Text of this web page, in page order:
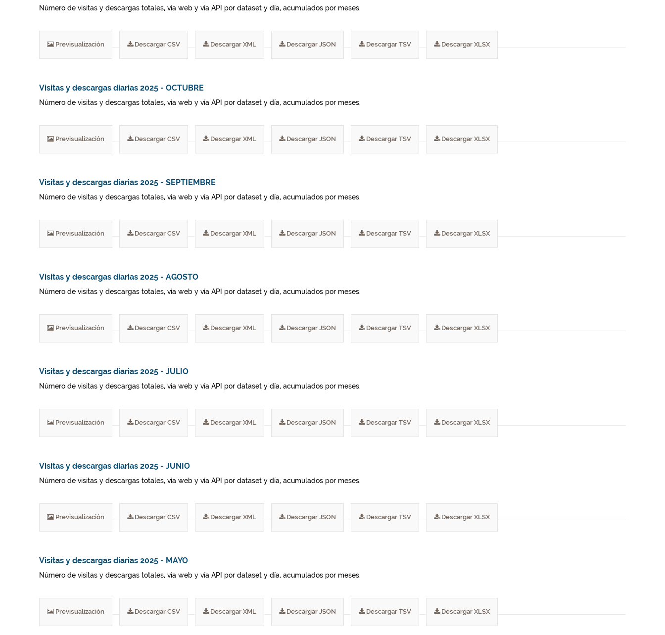
Número de visitas y descargas totales, vía web y vía API por dataset y día, acumulados por meses.
Previsualización Descargar CSV Descargar XML Descargar JSON Descargar TSV Descargar XLSX
Visitas y descargas diarias 2025 - OCTUBRE
Número de visitas y descargas totales, vía web y vía API por dataset y día, acumulados por meses.
Previsualización Descargar CSV Descargar XML Descargar JSON Descargar TSV Descargar XLSX
Visitas y descargas diarias 2025 - SEPTIEMBRE
Número de visitas y descargas totales, vía web y vía API por dataset y día, acumulados por meses.
Previsualización Descargar CSV Descargar XML Descargar JSON Descargar TSV Descargar XLSX
Visitas y descargas diarias 2025 - AGOSTO
Número de visitas y descargas totales, vía web y vía API por dataset y día, acumulados por meses.
Previsualización Descargar CSV Descargar XML Descargar JSON Descargar TSV Descargar XLSX
Visitas y descargas diarias 2025 - JULIO
Número de visitas y descargas totales, vía web y vía API por dataset y día, acumulados por meses.
Previsualización Descargar CSV Descargar XML Descargar JSON Descargar TSV Descargar XLSX
Visitas y descargas diarias 2025 - JUNIO
Número de visitas y descargas totales, vía web y vía API por dataset y día, acumulados por meses.
Previsualización Descargar CSV Descargar XML Descargar JSON Descargar TSV Descargar XLSX
Visitas y descargas diarias 2025 - MAYO
Número de visitas y descargas totales, vía web y vía API por dataset y día, acumulados por meses.
Previsualización Descargar CSV Descargar XML Descargar JSON Descargar TSV Descargar XLSX